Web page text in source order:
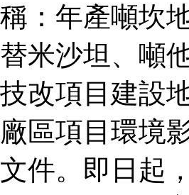
稱：年產噸坎
替米沙坦、噸
技改項目建設
廠區項目環境
文件。即日起